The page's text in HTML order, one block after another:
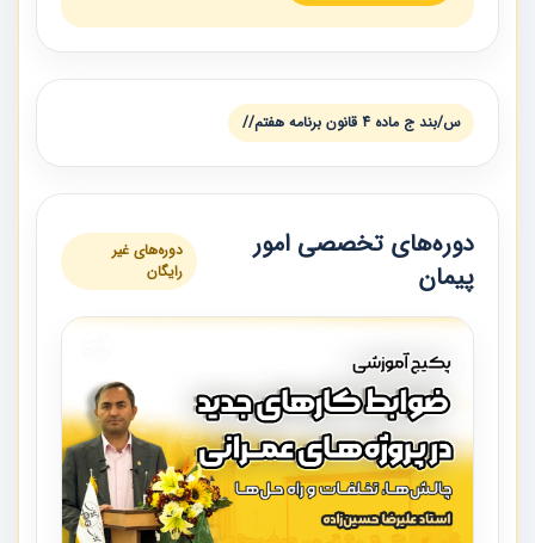
س/بند ج ماده 4 قانون برنامه هفتم//
دوره‌های تخصصی امور
پیمان
دوره‌های غیر
رایگان